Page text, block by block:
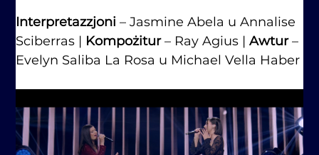
Interpretazzjoni – Jasmine Abela u Annalise
Sciberras | Kompożitur – Ray Agius | Awtur –
Evelyn Saliba La Rosa u Michael Vella Haber